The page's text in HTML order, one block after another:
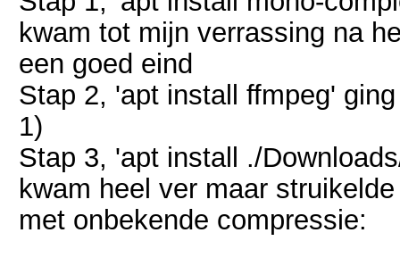
kwam tot mijn verrassing na
een goed eind
Stap 2, 'apt install ffmpeg'
1)
Stap 3, 'apt install ./
kwam heel ver maar
met onbekende compressie: